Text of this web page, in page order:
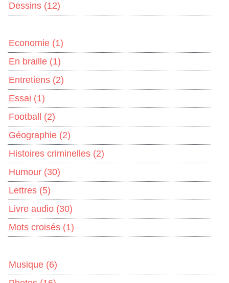
Dessins (12)
Economie (1)
En braille (1)
Entretiens (2)
Essai (1)
Football (2)
Géographie (2)
Histoires criminelles (2)
Humour (30)
Lettres (5)
Livre audio (30)
Mots croisés (1)
Musique (6)